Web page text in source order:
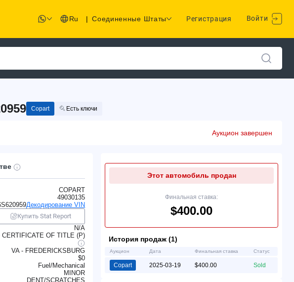
Ru | Соединенные Штаты Регистрация Войти
Copart Есть ключи
Аукцион завершен
COPART
49030135
Декодирование VIN
Купить Stat Report
N/A
CERTIFICATE OF TITLE (P)
VA - FREDERICKSBURG
$0
Fuel/Mechanical
MINOR
DENT/SCRATCHES
Этот автомобиль продан
Финальная ставка:
$400.00
История продаж (1)
Аукцион Дата Финальная ставка Статус
Copart 2025-03-19 $400.00 Sold